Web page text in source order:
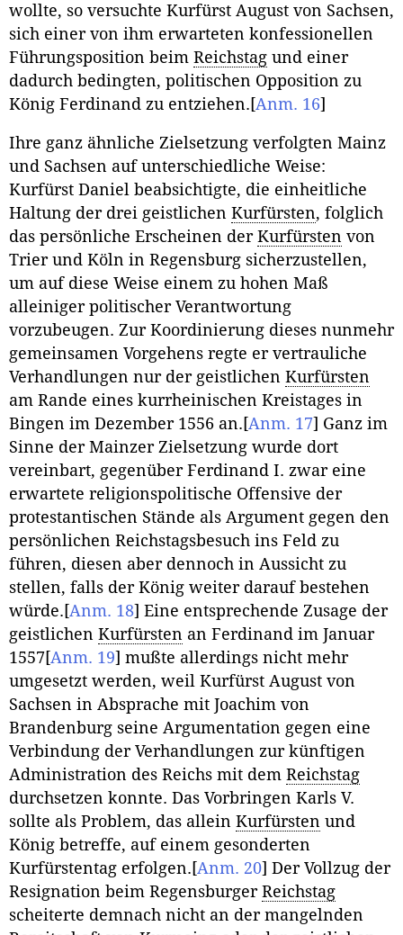
wollte, so versuchte Kurfürst August von Sachsen,
sich einer von ihm erwarteten konfessionellen
Führungsposition beim Reichstag und einer
dadurch bedingten, politischen Opposition zu
König Ferdinand zu entziehen. [Anm. 16]
Ihre ganz ähnliche Zielsetzung verfolgten Mainz
und Sachsen auf unterschiedliche Weise:
Kurfürst Daniel beabsichtigte, die einheitliche
Haltung der drei geistlichen Kurfürsten, folglich
das persönliche Erscheinen der Kurfürsten von
Trier und Köln in Regensburg sicherzustellen,
um auf diese Weise einem zu hohen Maß
alleiniger politischer Verantwortung
vorzubeugen. Zur Koordinierung dieses nunmehr
gemeinsamen Vorgehens regte er vertrauliche
Verhandlungen nur der geistlichen Kurfürsten
am Rande eines kurrheinischen Kreistages in
Bingen im Dezember 1556 an. [Anm. 17] Ganz im
Sinne der Mainzer Zielsetzung wurde dort
vereinbart, gegenüber Ferdinand I. zwar eine
erwartete religionspolitische Offensive der
protestantischen Stände als Argument gegen den
persönlichen Reichstagsbesuch ins Feld zu
führen, diesen aber dennoch in Aussicht zu
stellen, falls der König weiter darauf bestehen
würde. [Anm. 18] Eine entsprechende Zusage der
geistlichen Kurfürsten an Ferdinand im Januar
1557[Anm. 19] mußte allerdings nicht mehr
umgesetzt werden, weil Kurfürst August von
Sachsen in Absprache mit Joachim von
Brandenburg seine Argumentation gegen eine
Verbindung der Verhandlungen zur künftigen
Administration des Reichs mit dem Reichstag
durchsetzen konnte. Das Vorbringen Karls V.
sollte als Problem, das allein Kurfürsten und
König betreffe, auf einem gesonderten
Kurfürstentag erfolgen. [Anm. 20] Der Vollzug der
Resignation beim Regensburger Reichstag
scheiterte demnach nicht an der mangelnden